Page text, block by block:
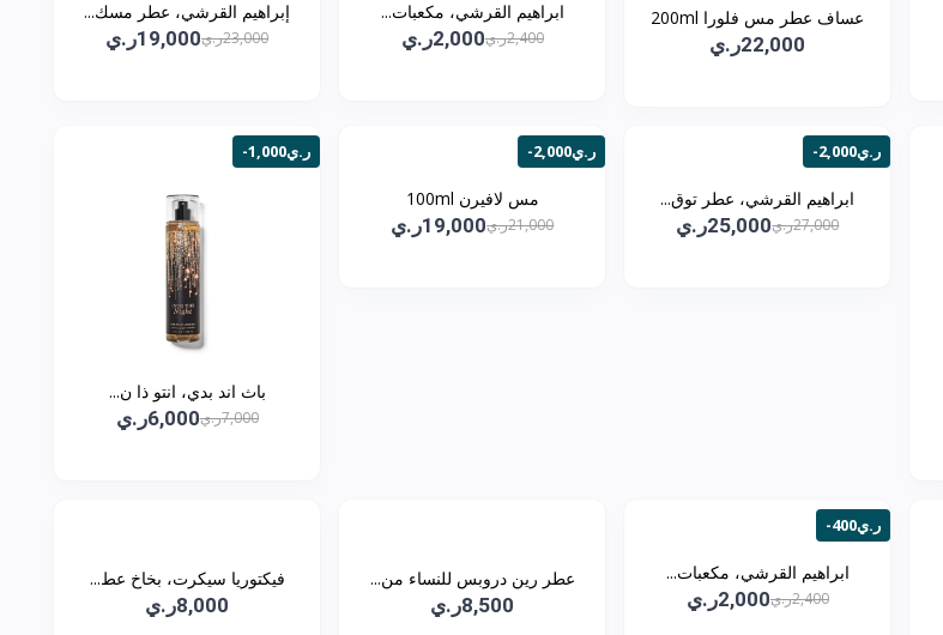
عساف عطر مس فلورا 200ml
22,000ر.ي
ابراهيم القرشي، مكعبات...
2,400ر.ي 2,000ر.ي
إبراهيم القرشي، عطر مسك...
23,000ر.ي 19,000ر.ي
-2,000ر.ي
ابراهيم القرشي، عطر توق...
27,000ر.ي 25,000ر.ي
-2,000ر.ي
مس لافيرن 100ml
21,000ر.ي 19,000ر.ي
-1,000ر.ي
باث اند بدي، انتو ذا ن...
7,000ر.ي 6,000ر.ي
-400ر.ي
ابراهيم القرشي، مكعبات...
2,400ر.ي 2,000ر.ي
عطر رين دروبس للنساء من...
8,500ر.ي
فيكتوريا سيكرت، بخاخ عط...
8,000ر.ي